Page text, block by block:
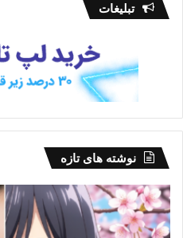
تبلیغات
نوشته های تازه